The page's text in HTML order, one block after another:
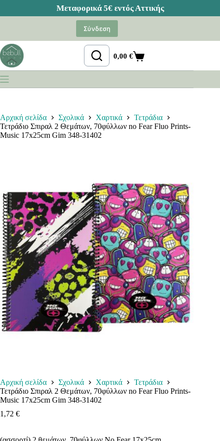
Σύνδεση
Καλάθι
Αγορών
0,00€
Αρχική σελίδα Σχολικά Χαρτικά
Τετράδια
Τετράδιο Σπιραλ 2 Θεμάτων, 70φύλλων no Fear Fluo Prints-
Music 17x25cm Gim 348-31402
Αρχική σελίδα Σχολικά Χαρτικά
Τετράδια
Τετράδιο Σπιραλ 2 Θεμάτων, 70φύλλων no Fear Fluo Prints-
Music 17x25cm Gim 348-31402
1,72 €